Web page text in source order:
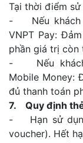
Tại thời điểm
- Nếu khách
VNPT Pay:
phần giá trị còn
- Nếu khách
Mobile Money:
đủ thanh toán
7. Quy định
- Hạn sử
voucher). Hết